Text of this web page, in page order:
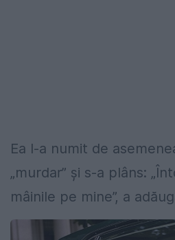
Ea l-a numit de
„murdar” și s-a plâns:
mâinile pe mine”, a